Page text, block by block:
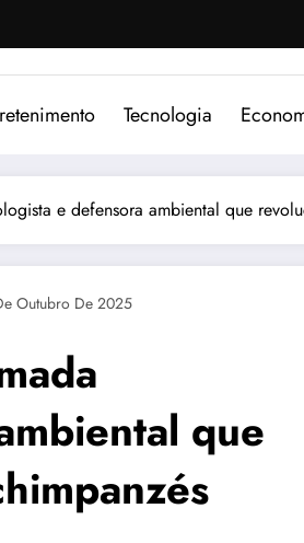
Tecnologia
e defensora ambiental que
Outubro De 2025
que